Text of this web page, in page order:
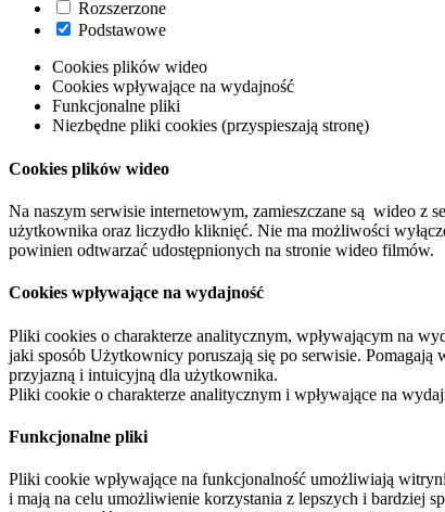
Rozszerzone
Podstawowe
Cookies plików wideo
Cookies wpływające na wydajność
Funkcjonalne pliki
Niezbędne pliki cookies (przyspieszają stronę)
Cookies plików wideo
Na naszym serwisie internetowym, zamieszczane są wideo z
użytkownika oraz liczydło kliknięć. Nie ma możliwości
powinien odtwarzać udostępnionych na stronie wideo filmów.
Cookies wpływające na wydajność
Pliki cookies o charakterze analitycznym, wpływającym na
jaki sposób Użytkownicy poruszają się po serwisie.
przyjazną i intuicyjną dla użytkownika.
Pliki cookie o charakterze analitycznym i wpływające na
Funkcjonalne pliki
Pliki cookie wpływające na funkcjonalność umożliwiają
i mają na celu umożliwienie korzystania z lepszych i bardziej